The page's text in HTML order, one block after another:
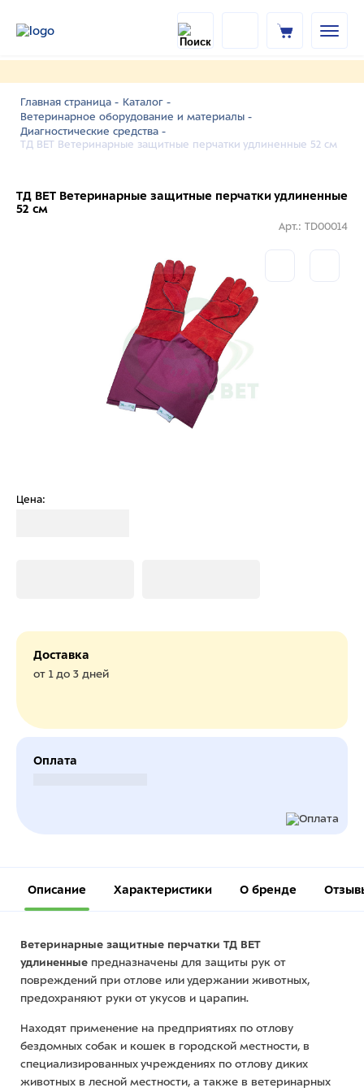
Главная страница - Каталог -
Ветеринарное оборудование и материалы -
Диагностические средства -
ТД ВЕТ Ветеринарные защитные перчатки удлиненные 52 см
ТД ВЕТ Ветеринарные защитные перчатки удлиненные
52 см
Арт.: TD00014
Цена:
Доставка
от 1 до 3 дней
Оплата
Описание Характеристики О бренде
Ветеринарные защитные перчатки ТД ВЕТ
удлиненные предназначены для защиты рук от
повреждений при отлове или удержании животных,
предохраняют руки от укусов и царапин.
Находят применение на предприятиях по отлову
бездомных собак и кошек в городской местности, в
специализированных учреждениях по отлову диких
животных в лесной местности, а также в ветеринарных